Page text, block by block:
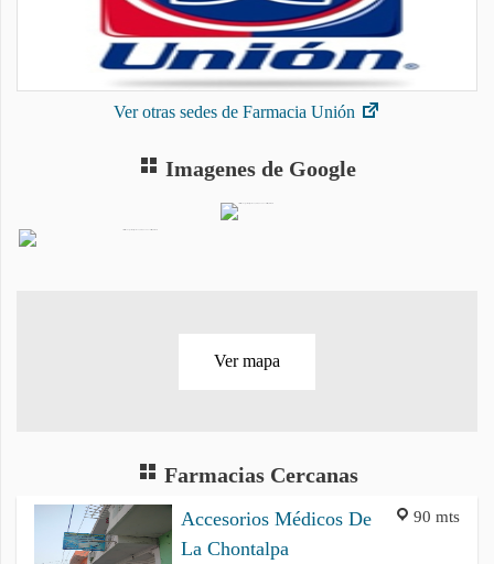
Ver otras sedes de Farmacia Unión
Imagenes de Google
Ver mapa
Farmacias Cercanas
90 mts
Accesorios Médicos De
La Chontalpa